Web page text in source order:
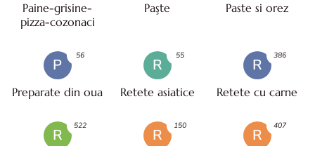
Paine-grisine-
pizza-cozonaci
Paşte Paste si orez
P
Preparate din oua
56
R
Retete asiatice
55
R
Retete cu carne
386
R
522
R
150
R
407